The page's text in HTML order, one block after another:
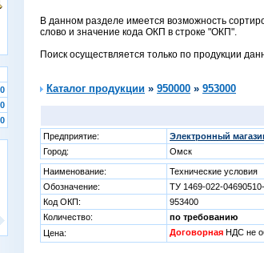
0
0
0
В данном разделе имеется возможность
слово и значение кода ОКП в строке "ОКП".
Поиск осуществляется только по продукции
Каталог продукции » 950000 » 953000
Предприятие:
Электронный
Город:
Омск
Наименование:
Технические условия
Обозначение:
ТУ 1469-022-
Код ОКП:
953400
Количество:
по требованию
Цена:
Договорная НДС не